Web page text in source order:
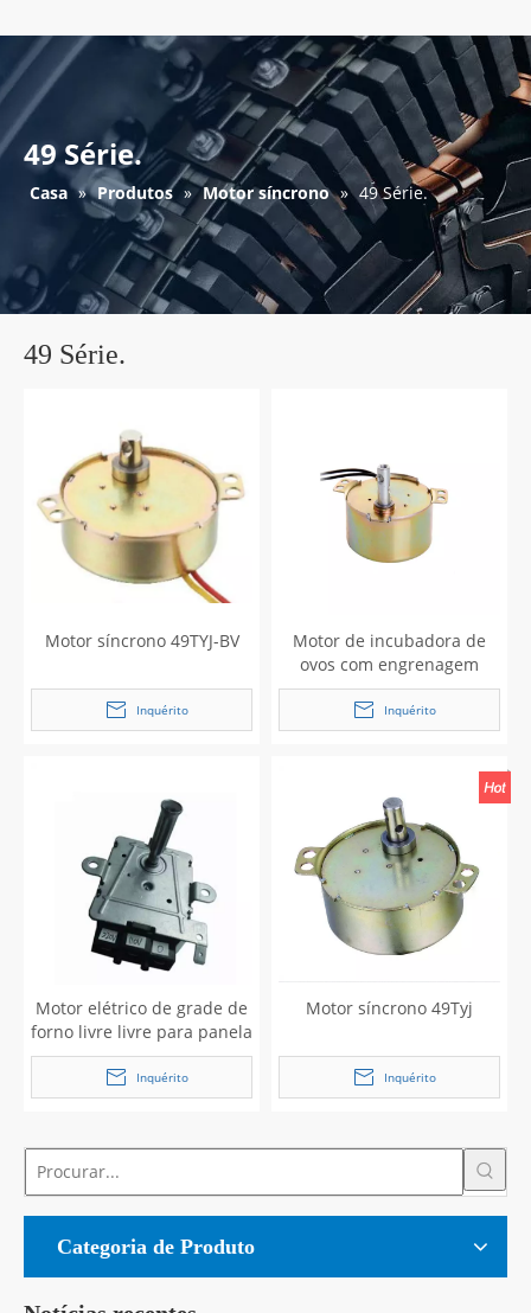
49 Série.
Casa » Produtos » Motor síncrono » 49 Série.
49 Série.
Motor síncrono 49TYJ-BV
Inquérito
Motor de incubadora de
ovos com engrenagem
síncrona AC
Inquérito
Motor elétrico de grade de
forno livre livre para panela
a gás 110V
Inquérito
Motor síncrono 49Tyj
Inquérito
Categoria de Produto